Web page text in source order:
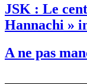
JSK : Le
Hannachi »
A ne pas